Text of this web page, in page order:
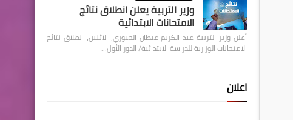
وزير التربية يعلن انطلاق نتائج
الامتحانات الابتدائية
أعلن وزير التربية عبد الكريم عبطان الجبوري، الاثنين، انطلاق نتائج
الامتحانات الوزارية للدراسة الابتدائية/ الدور الأول…
اعلان